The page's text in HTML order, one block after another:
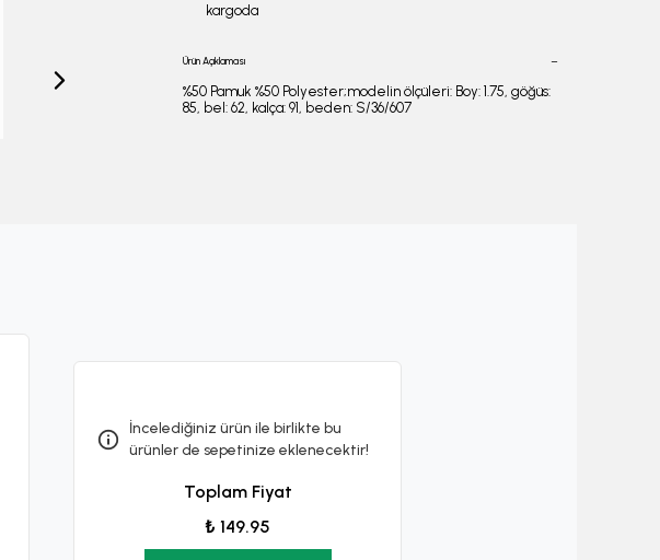
kargoda
Ürün Açıklaması
%50 Pamuk %50 Polyester;modelin ölçüleri: Boy: 1.75, göğüs:
85, bel: 62, kalça: 91, beden: S/36/607
İncelediğiniz ürün ile birlikte bu
ürünler de sepetinize eklenecektir!
Toplam Fiyat
₺ 149.95